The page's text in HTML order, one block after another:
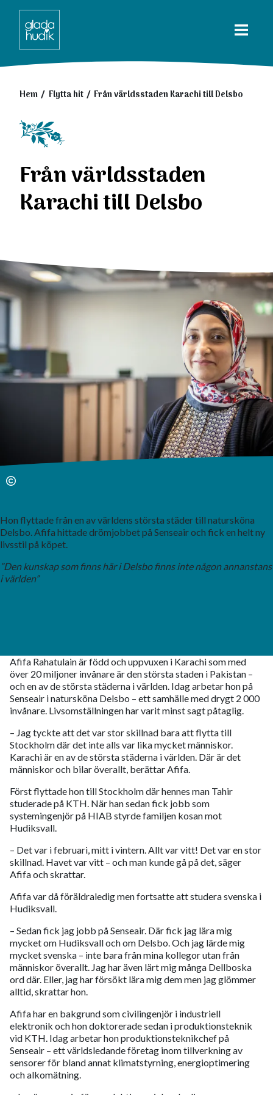
Hem Flytta hit Från världsstaden Karachi till Delsbo
Från världsstaden
Karachi till Delsbo
Hon flyttade från en av världens största städer till natursköna
Delsbo. Afifa hittade drömjobbet på Senseair och fick en helt ny
livsstil på köpet.
”Den kunskap som finns här i Delsbo finns inte någon annanstans
i världen”
Afifa Rahatulain är född och uppvuxen i Karachi som med
över 20 miljoner invånare är den största staden i Pakistan –
och en av de största städerna i världen. Idag arbetar hon på
Senseair i natursköna Delsbo – ett samhälle med drygt 2 000
invånare. Livsomställningen har varit minst sagt påtaglig.
– Jag tyckte att det var stor skillnad bara att flytta till
Stockholm där det inte alls var lika mycket människor.
Karachi är en av de största städerna i världen. Där är det
människor och bilar överallt, berättar Afifa.
Först flyttade hon till Stockholm där hennes man Tahir
studerade på KTH. När han sedan fick jobb som
systemingenjör på HIAB styrde familjen kosan mot
Hudiksvall.
– Det var i februari, mitt i vintern. Allt var vitt! Det var en stor
skillnad. Havet var vitt – och man kunde gå på det, säger
Afifa och skrattar.
Afifa var då föräldraledig men fortsatte att studera svenska i
Hudiksvall.
– Sedan fick jag jobb på Senseair. Där fick jag lära mig
mycket om Hudiksvall och om Delsbo. Och jag lärde mig
mycket svenska – inte bara från mina kollegor utan från
människor överallt. Jag har även lärt mig många Dellboska
ord där. Eller, jag har försökt lära mig dem men jag glömmer
alltid, skrattar hon.
Afifa har en bakgrund som civilingenjör i industriell
elektronik och hon doktorerade sedan i produktionsteknik
vid KTH. Idag arbetar hon produktionsteknikchef på
Senseair – ett världsledande företag inom tillverkning av
sensorer för bland annat klimatstyrning, energioptimering
och alkomätning.